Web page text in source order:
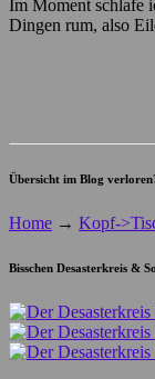
Im Moment schlafe
Dingen rum, also
Übersicht im Blog
Home → Kopf-
Bisschen Desasterkreis &